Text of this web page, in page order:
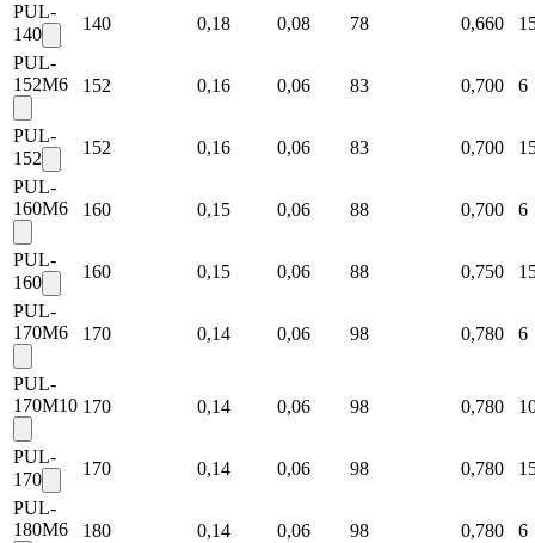
PUL-
140
140 0,18 0,08 78 0,660
PUL-
152M6
152 0,16 0,06 83 0,700 6
PUL-
152
152 0,16 0,06 83 0,700
PUL-
160M6
160 0,15 0,06 88 0,700 6
PUL-
160
160 0,15 0,06 88 0,750
PUL-
170M6
170 0,14 0,06 98 0,780 6
PUL-
170M10 170 0,14 0,06 98 0,780
PUL-
170
170 0,14 0,06 98 0,780
PUL-
180M6
180 0,14 0,06 98 0,780 6